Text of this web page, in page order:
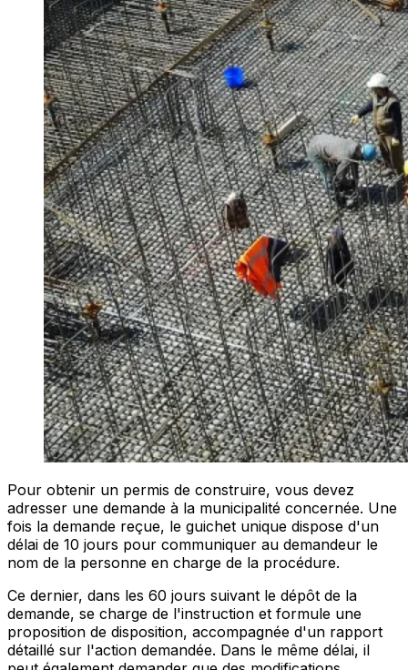
Pour obtenir un permis de construire, vous devez
adresser une demande à la municipalité concernée. Une
fois la demande reçue, le guichet unique dispose d'un
délai de 10 jours pour communiquer au demandeur le
nom de la personne en charge de la procédure.
Ce dernier, dans les 60 jours suivant le dépôt de la
demande, se charge de l'instruction et formule une
proposition de disposition, accompagnée d'un rapport
détaillé sur l'action demandée. Dans le même délai, il